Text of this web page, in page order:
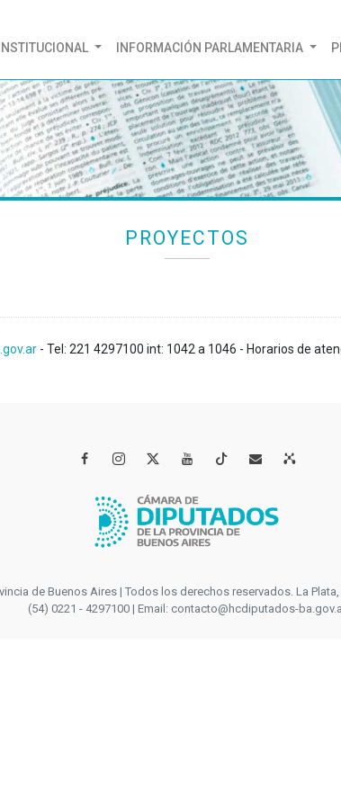
INSTITUCIONAL INFORMACIÓN PARLAMENTARIA
PROYECTOS
- Tel: 221 4297100 int: 1042 a 1046 - Horarios de
   
de Buenos Aires | Todos los derechos reservados. La
(54) 0221 - 4297100 | Email: contacto@hcdiputados-